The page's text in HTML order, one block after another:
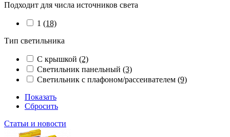
Подходит для числа источников света
1 (18)
Тип светильника
С крышкой (2)
Светильник панельный (3)
Светильник с плафоном/рассеивателем (9)
Показать
Сбросить
Статьи и новости